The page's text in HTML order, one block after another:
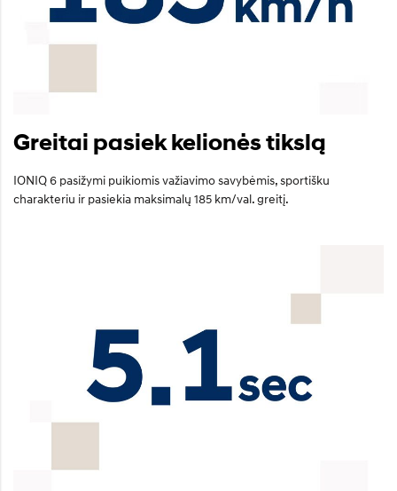
Greitai pasiek kelionės tikslą
IONIQ 6 pasižymi puikiomis važiavimo savybėmis, sportišku
charakteriu ir pasiekia maksimalų 185 km/val. greitį.